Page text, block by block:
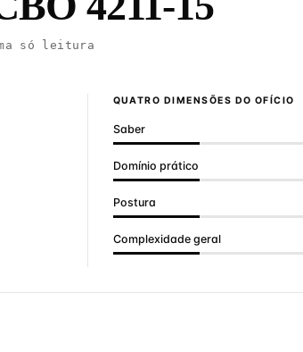
só leitura
QUATRO DIMENSÕES DO OFÍCIO
Saber
Domínio prático
Postura
Complexidade geral